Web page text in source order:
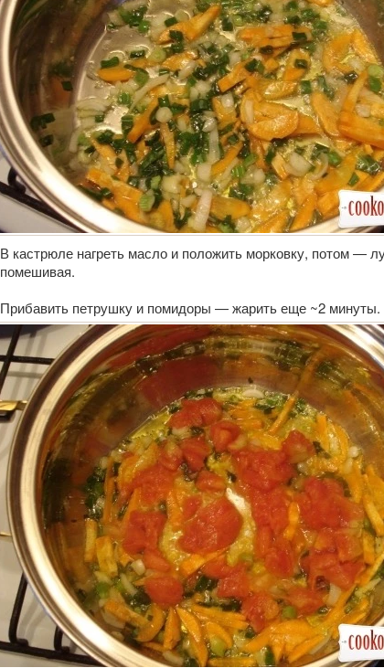
В кастрюле нагреть масло и положить морковку, потом —
помешивая.
Прибавить петрушку и помидоры — жарить еще ~2 минуты.